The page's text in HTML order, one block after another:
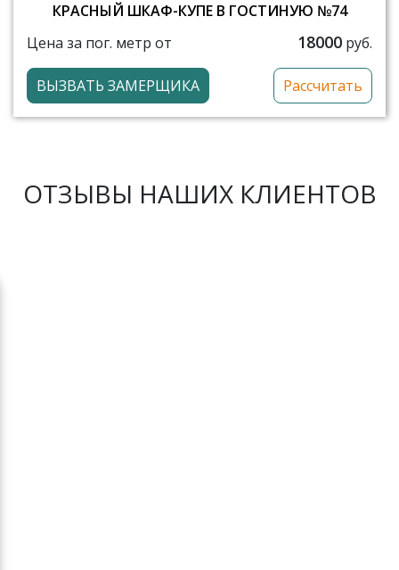
КРАСНЫЙ ШКАФ-КУПЕ В ГОСТИНУЮ №74
Цена за пог. метр от
18000 руб.
ВЫЗВАТЬ ЗАМЕРЩИКА Рассчитать
ОТЗЫВЫ НАШИХ КЛИЕНТОВ